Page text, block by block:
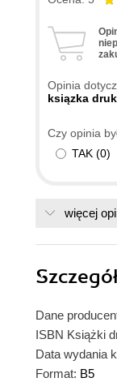
Opinia
ksiązka
Czy opinia
TAK (0)
więcej
Dane
ISBN Książki
Data wydania
Format: B5